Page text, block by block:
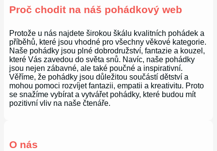
Proč chodit na náš pohádkový web
Protože u nás najdete širokou škálu kvalitních pohádek a
příběhů, které jsou vhodné pro všechny věkové kategorie.
Naše pohádky jsou plné dobrodružství, fantazie a kouzel,
které Vás zavedou do světa snů. Navíc, naše pohádky
jsou nejen zábavné, ale také poučné a inspirativní.
Věříme, že pohádky jsou důležitou součástí dětství a
mohou pomoci rozvíjet fantazii, empatii a kreativitu. Proto
se snažíme vybírat a vytvářet pohádky, které budou mít
pozitivní vliv na naše čtenáře.
O nás